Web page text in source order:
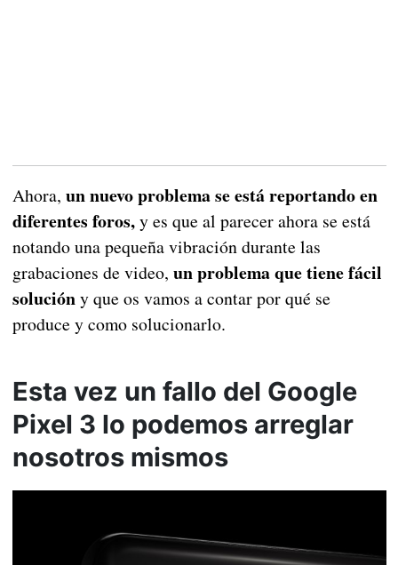
Ahora, un nuevo problema se está reportando en
diferentes foros,y es que al parecer ahora se está
notando una pequeña vibración durante las
grabaciones de video, un problema que tiene fácil
solucióny que os vamos a contar por qué se
produce y como solucionarlo.
Esta vez un fallo del Google
Pixel 3 lo podemos arreglar
nosotros mismos